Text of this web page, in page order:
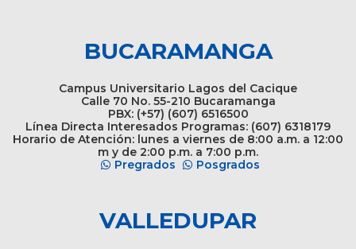
BUCARAMANGA
Campus Universitario Lagos del Cacique
Calle 70 No. 55-210 Bucaramanga
PBX: (+57) (607) 6516500
Línea Directa Interesados Programas: (607) 6318179
Horario de Atención: lunes a viernes de 8:00 a.m. a 12:00
m y de 2:00 p.m. a 7:00 p.m.
Pregrados
Posgrados
VALLEDUPAR